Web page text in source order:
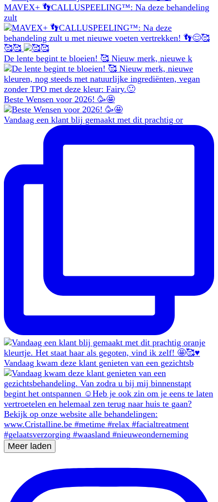
MAVEX+ 👣CALLUSPEELING™: Na deze behandeling
zult
🥰🥰
De lente begint te bloeien! 🥰 Nieuw merk, nieuwe k
Beste Wensen voor 2026! 🥳🤩
Vandaag een klant blij gemaakt met dit prachtig or
Vandaag kwam deze klant genieten van een gezichtsb
Meer laden